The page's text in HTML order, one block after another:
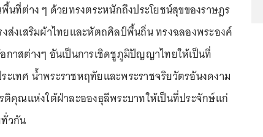
นที่ต่าง ๆ ด้วยทรงตระหนักถึงประโยชน์สุขของราษฎร
ส่งเสริมผ้าไทยและหัตถศิลป์พื้นถิ่น ทรงฉลองพระองค์
กาสต่างๆ อันเป็นการเชิดชูภูมิปัญญาไทยให้เป็นที่
ะเทศ น้ำพระราชหฤทัยและพระราชจริยวัตรอันงดงาม
ติคุณแห่งใต้ฝ่าละอองธุลีพระบาทให้เป็นที่ประจักษ์แก่
วกัน